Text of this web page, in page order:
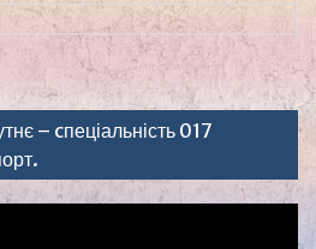
– cпеціальність 017